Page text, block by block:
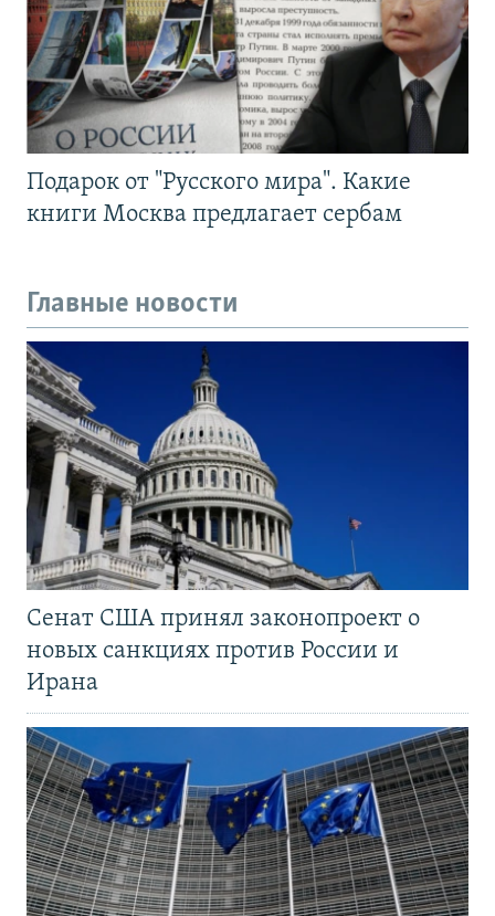
Подарок от "Русского мира". Какие
книги Москва предлагает сербам
Главные новости
Сенат США принял законопроект о
новых санкциях против России и
Ирана